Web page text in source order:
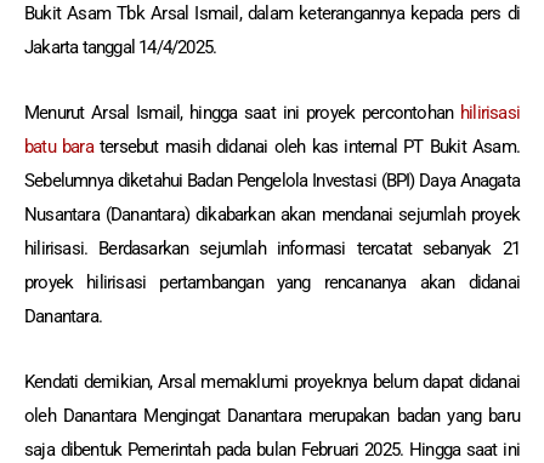
Bukit Asam Tbk Arsal Ismail, dalam keterangannya kepada pers di
Jakarta tanggal 14/4/2025.
Menurut Arsal Ismail, hingga saat ini proyek percontohan hilirisasi
batu baratersebut masih didanai oleh kas internal PT Bukit Asam.
Sebelumnya diketahui Badan Pengelola Investasi (BPI) Daya Anagata
Nusantara (Danantara) dikabarkan akan mendanai sejumlah proyek
hilirisasi. Berdasarkan sejumlah informasi tercatat sebanyak 21
proyek hilirisasi pertambangan yang rencananya akan didanai
Danantara.
Kendati demikian, Arsal memaklumi proyeknya belum dapat didanai
oleh Danantara Mengingat Danantara merupakan badan yang baru
saja dibentuk Pemerintah pada bulan Februari 2025. Hingga saat ini